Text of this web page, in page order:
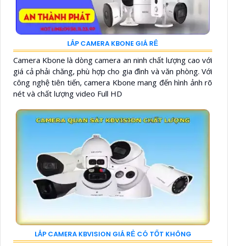
LẮP CAMERA KBONE GIÁ RẺ
Camera Kbone là dòng camera an ninh chất lượng cao với
giá cả phải chăng, phù hợp cho gia đình và văn phòng. Với
công nghệ tiên tiến, camera Kbone mang đến hình ảnh rõ
nét và chất lượng video Full HD
LẮP CAMERA KBVISION GIÁ RẺ CÓ TỐT KHÔNG